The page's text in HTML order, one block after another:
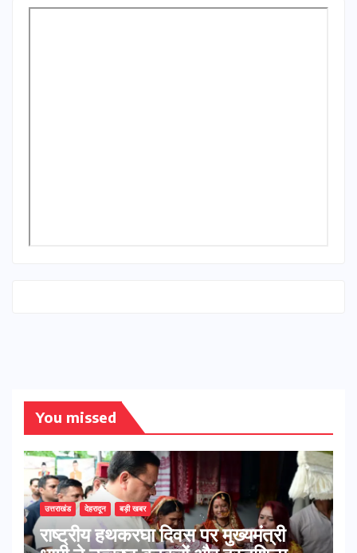
You missed
उत्तराखंड देहरादून बड़ी खबर
राष्ट्रीय हथकरघा दिवस पर मुख्यमंत्री